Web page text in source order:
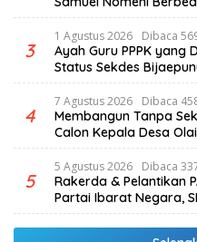
Beredar
3
1 Agustus 2026 Dibaca
Ayah Guru PPPK yang
Status Sekdes
4
7 Agustus 2026 Dibaca
Membangun Tanpa
Calon Kepala Desa
5
5 Agustus 2026 Dibaca
Rakerda & Pelantikan
Partai Ibarat Negara,
Hektar & Larangan